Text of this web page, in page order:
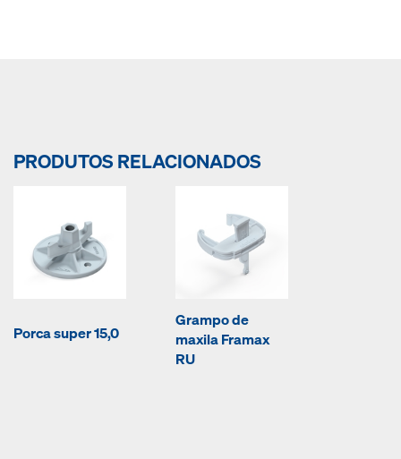
PRODUTOS RELACIONADOS
Porca super 15,0
Grampo de
maxila Framax
RU